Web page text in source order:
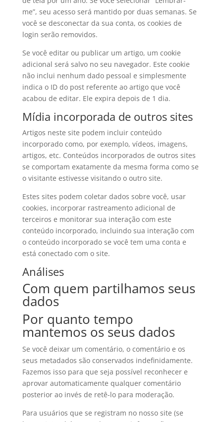
me”, seu acesso será mantido por duas semanas. Se
você se desconectar da sua conta, os cookies de
login serão removidos.
Se você editar ou publicar um artigo, um cookie
adicional será salvo no seu navegador. Este cookie
não inclui nenhum dado pessoal e simplesmente
indica o ID do post referente ao artigo que você
acabou de editar. Ele expira depois de 1 dia.
Mídia incorporada de outros sites
Artigos neste site podem incluir conteúdo
incorporado como, por exemplo, vídeos, imagens,
artigos, etc. Conteúdos incorporados de outros sites
se comportam exatamente da mesma forma como se
o visitante estivesse visitando o outro site.
Estes sites podem coletar dados sobre você, usar
cookies, incorporar rastreamento adicional de
terceiros e monitorar sua interação com este
conteúdo incorporado, incluindo sua interação com
o conteúdo incorporado se você tem uma conta e
está conectado com o site.
Análises
Com quem partilhamos seus
dados
Por quanto tempo
mantemos os seus dados
Se você deixar um comentário, o comentário e os
seus metadados são conservados indefinidamente.
Fazemos isso para que seja possível reconhecer e
aprovar automaticamente qualquer comentário
posterior ao invés de retê-lo para moderação.
Para usuários que se registram no nosso site (se